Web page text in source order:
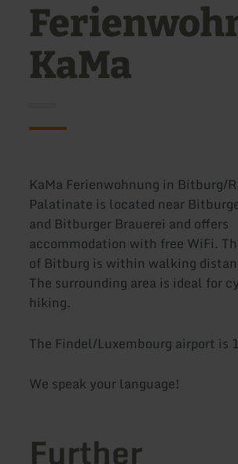
KaMa
KaMa Ferienwohnung in Bitburg/
Palatinate is located near
and Bitburger Brauerei and offers
accommodation with free WiFi.
of Bitburg is within walking
The surrounding area is ideal for
hiking.
The Findel/Luxembourg airport is
We speak your language!
Further